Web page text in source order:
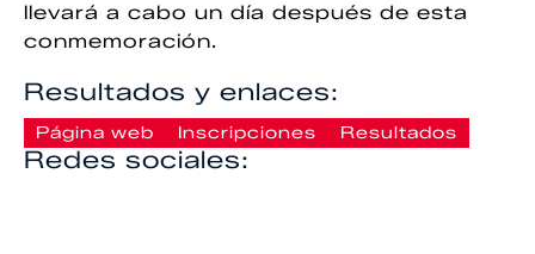
llevará a cabo un día después de esta
conmemoración.
Resultados y enlaces:
Página web Inscripciones Resultados
Redes sociales: